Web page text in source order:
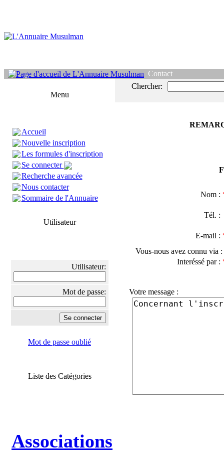
Contact
Menu
Accueil
Nouvelle inscription
Les formules d'inscription
Se connecter
Recherche avancée
Nous contacter
Sommaire de l'Annuaire
Utilisateur
Utilisateur:
Mot de passe:
Mot de passe oublié
Liste des Catégories
Associations
Chercher:
Nom :
Tél.
E-mail :
Vous-nous avez connu via
Interéssé par :
Votre message :